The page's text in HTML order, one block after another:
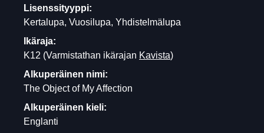
Lisenssityyppi:
Kertalupa, Vuosilupa, Yhdistelmälupa
Ikäraja:
K12 (Varmistathan ikärajan Kavista)
Alkuperäinen nimi:
The Object of My Affection
Alkuperäinen kieli:
Englanti